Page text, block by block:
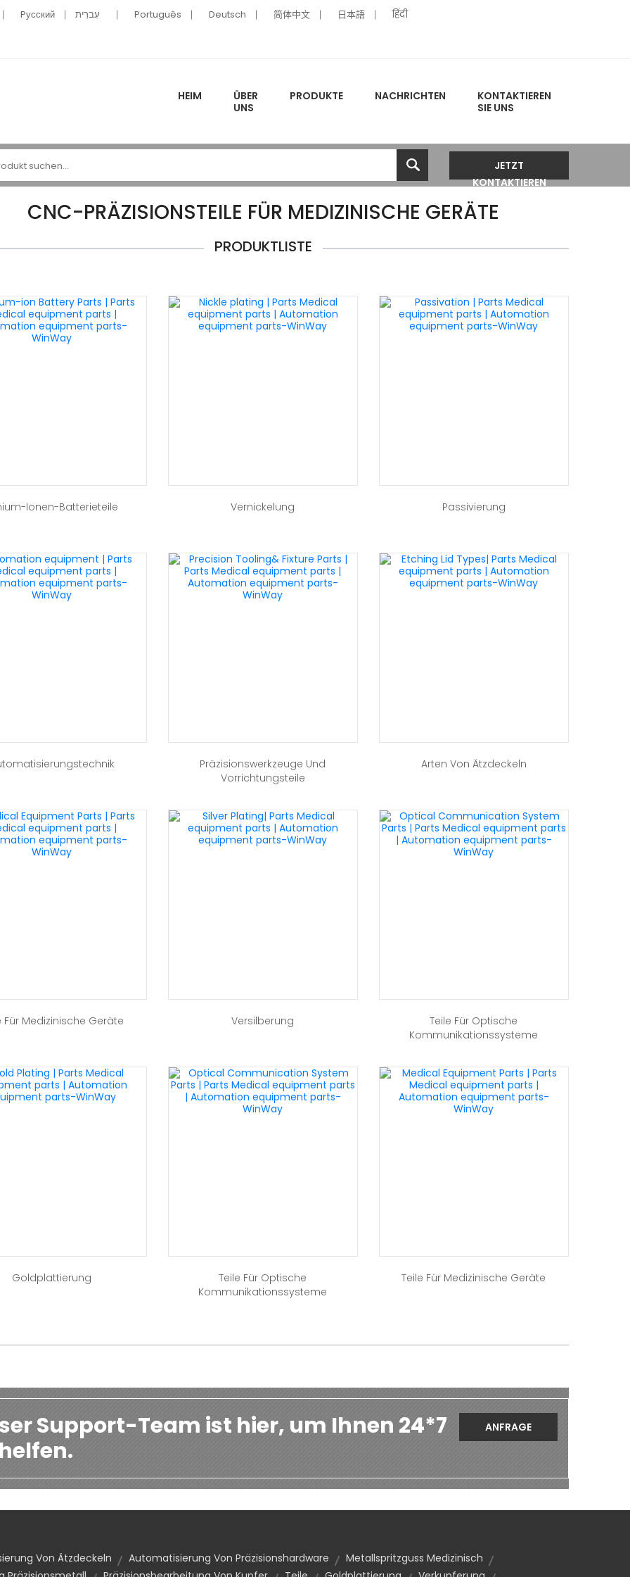
Pусский עִברִית Português Deutsch 简体中文 日本語 हिंदी
HEIM
ÜBER
UNS
PRODUKTE NACHRICHTEN
KONTAKTIEREN
SIE UNS
JETZT
KONTAKTIEREN
CNC-PRÄZISIONSTEILE FÜR MEDIZINISCHE GERÄTE
PRODUKTLISTE
Ionen-Batterieteile Vernickelung Passivierung
Präzisionswerkzeuge Und
Vorrichtungsteile
Arten Von Ätzdeckeln
Für Medizinische Geräte Versilberung
Teile Für Optische
Kommunikationssysteme
Goldplattierung
Teile Für Optische
Kommunikationssysteme
Teile Für Medizinische Geräte
Support-Team ist hier, um Ihnen 24*7
ANFRAGE
Von Ätzdeckeln Automatisierung Von Präzisionshardware
Metallspritzguss Medizinisch